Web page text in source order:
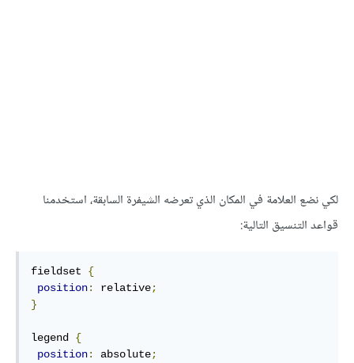
لكي نضع العلامة في المكان الذي تعرضه الشيفرة السابقة، استخدمنا
قواعد التنسيق التالية:
fieldset {
position: relative;
}
legend {
position: absolute;